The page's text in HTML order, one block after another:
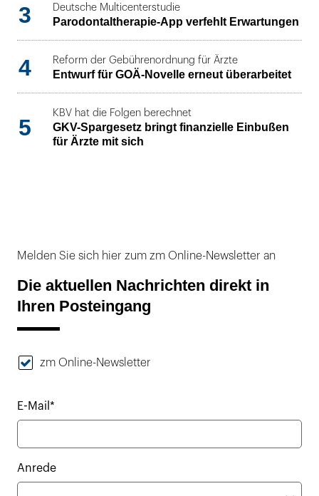
3 Deutsche Multicenterstudie
Parodontaltherapie-App verfehlt Erwartungen
4 Reform der Gebührenordnung für Ärzte
Entwurf für GOÄ-Novelle erneut überarbeitet
5
KBV hat die Folgen berechnet
GKV-Spargesetz bringt finanzielle Einbußen
für Ärzte mit sich
Melden Sie sich hier zum zm Online-Newsletter an
Die aktuellen Nachrichten direkt in
Ihren Posteingang
zm Online-Newsletter
E-Mail*
Anrede